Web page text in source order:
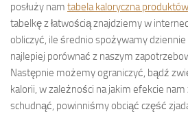
posłuży nam tabela kaloryczna
tabelkę z łatwością znajdziemy w
obliczyć, ile średnio spożywamy dziennie
najlepiej porównać z naszym
Następnie możemy ograniczyć, bądź
kalorii, w zależności na jakim efekcie
schudnąć, powinniśmy obciąć część